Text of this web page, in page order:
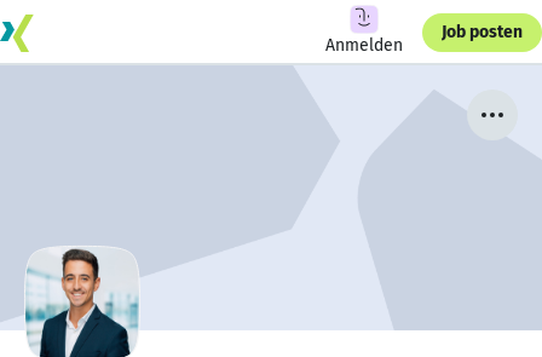
Anmelden
Job posten